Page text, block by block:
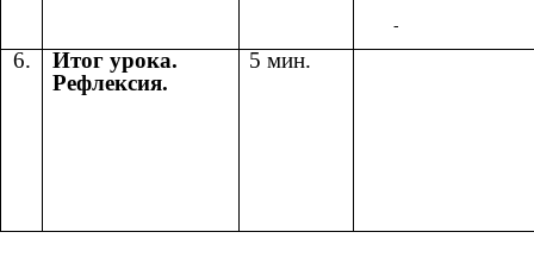
6.
Итог урока.
Рефлексия.
5 мин.